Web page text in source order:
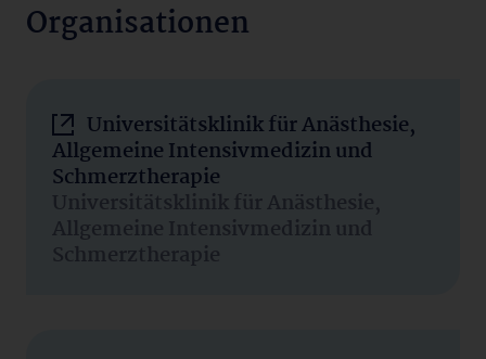
Organisationen
Universitätsklinik für Anästhesie,
Allgemeine Intensivmedizin und
Schmerztherapie
Universitätsklinik für Anästhesie,
Allgemeine Intensivmedizin und
Schmerztherapie